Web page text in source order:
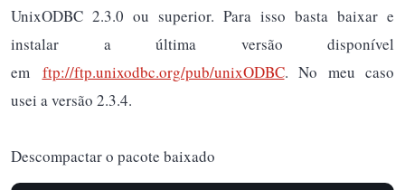
UnixODBC 2.3.0 ou superior. Para isso basta baixar e
instalar a última versão disponível
em ftp://ftp.unixodbc.org/pub/unixODBC. No meu caso
usei a versão 2.3.4.
Descompactar o pacote baixado